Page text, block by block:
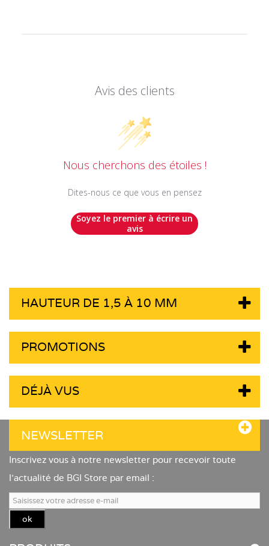
Avis des clients
Nous cherchons des étoiles !
Dites-nous ce que vous en pensez
Soyez le premier à écrire un
avis
HAUTEUR DE 1,5 À 10 MM
PROMOTIONS
DÉJÀ VUS
NEWSLETTER
Inscrivez vous à notre newsletter pour recevoir toute
l'actualité de BGI Store par email :
ok